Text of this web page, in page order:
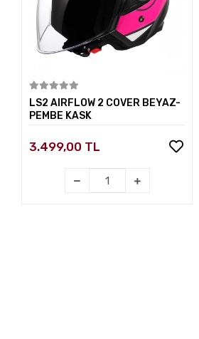
LS2 AIRFLOW 2 COVER BEYAZ-
PEMBE KASK
3.499,00 TL